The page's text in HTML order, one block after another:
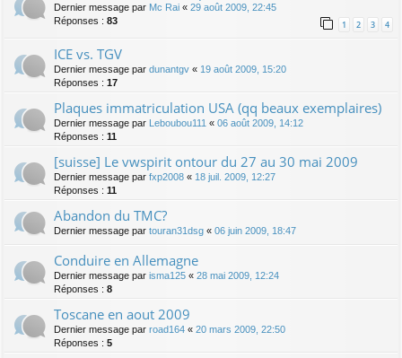
Dernier message par Mc Rai « 29 août 2009, 22:45
Réponses : 83 1 2 3 4
ICE vs. TGV
Dernier message par dunantgv « 19 août 2009, 15:20
Réponses : 17
Plaques immatriculation USA (qq beaux exemplaires)
Dernier message par Leboubou111 « 06 août 2009, 14:12
Réponses : 11
[suisse] Le vwspirit ontour du 27 au 30 mai 2009
Dernier message par fxp2008 « 18 juil. 2009, 12:27
Réponses : 11
Abandon du TMC?
Dernier message par touran31dsg « 06 juin 2009, 18:47
Conduire en Allemagne
Dernier message par isma125 « 28 mai 2009, 12:24
Réponses : 8
Toscane en aout 2009
Dernier message par road164 « 20 mars 2009, 22:50
Réponses : 5